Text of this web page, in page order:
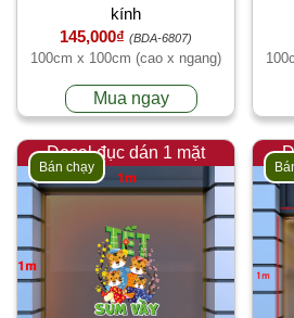
kính
145,000₫ (BDA-6807)
100cm x 100cm (cao x ngang)
Mua ngay
Decal đục dán 1 mặt
Bán chạy